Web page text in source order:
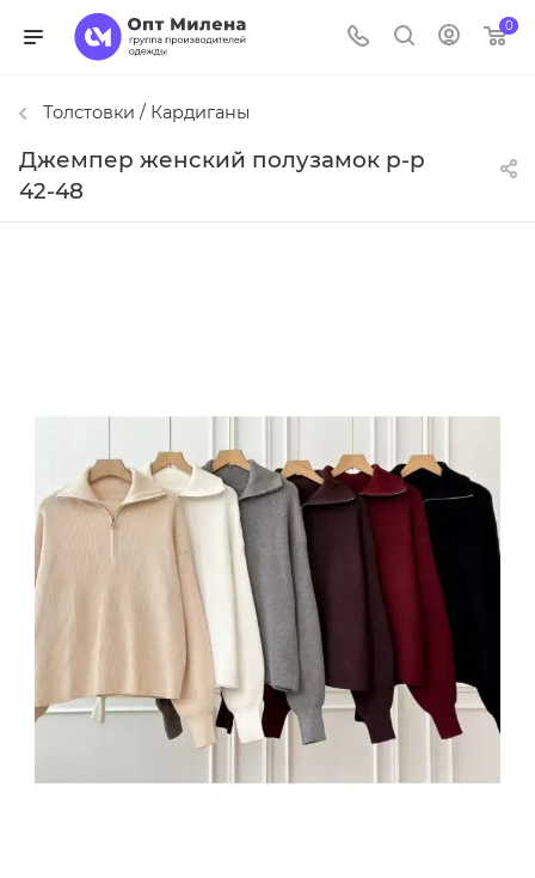
0
Толстовки / Кардиганы
Джемпер женский полузамок р-р
42-48